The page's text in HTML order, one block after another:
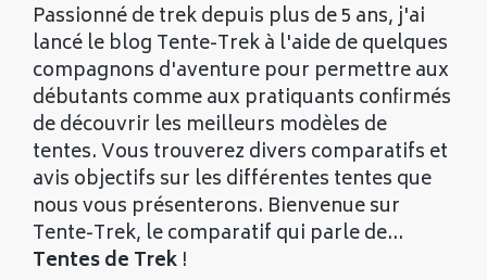
Passionné de trek depuis plus de 5 ans, j'ai
lancé le blog Tente-Trek à l'aide de quelques
compagnons d'aventure pour permettre aux
débutants comme aux pratiquants confirmés
de découvrir les meilleurs modèles de
tentes. Vous trouverez divers comparatifs et
avis objectifs sur les différentes tentes que
nous vous présenterons. Bienvenue sur
Tente-Trek, le comparatif qui parle de...
Tentes de Trek !